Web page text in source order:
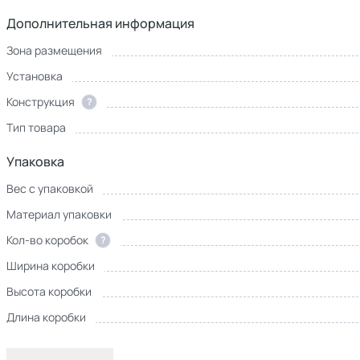
Дополнительная информация
Зона размещения
Установка
Конструкция
?
Тип товара
Упаковка
Вес с упаковкой
Материал упаковки
Кол-во коробок
?
Ширина коробки
Высота коробки
Длина коробки